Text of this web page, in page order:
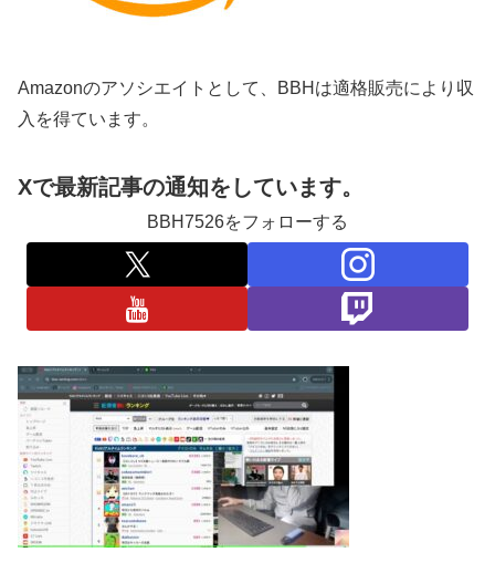
Amazonのアソシエイトとして、BBHは適格販売により収
入を得ています。
Xで最新記事の通知をしています。
BBH7526をフォローする